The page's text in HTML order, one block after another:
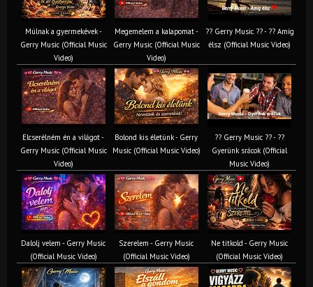
Múlnak a gyermekévek -
Gerry Music (Official Music
Video)
Megemelem a kalapomat -
Gerry Music (Official Music
Video)
?? Gerry Music ?? - ?? Amíg
élsz (Official Music Video)
Elcserélném én a világot -
Gerry Music (Official Music
Video)
Bolond kis életünk - Gerry
Music (Official Music Video)
?? Gerry Music ?? - ??
Gyerünk srácok (Official
Music Video)
Dalolj velem - Gerry Music
(Official Music Video)
Szerelem - Gerry Music
(Official Music Video)
Ne titkold - Gerry Music
(Official Music Video)